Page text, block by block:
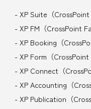
- XP Suite（
- XP FM（CrossPoint
- XP Booking（
- XP Form（
- XP Connect（
- XP Accounting（
- XP Publication（